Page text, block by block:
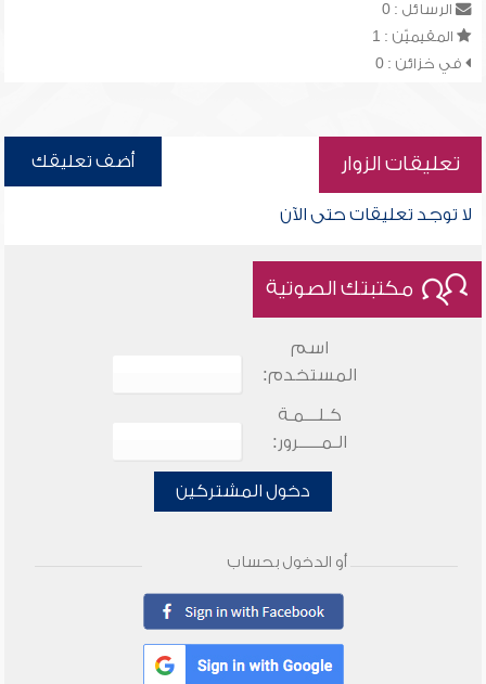
الرسائل : 0
المقيميّن : 1
في خزائن : 0
تعليقات الزوار أضف تعليقك
لا توجد تعليقات حتى الآن
مكتبتك الصوتية
اسم
المستخدم:
كـلـــمـة
الـمـــــرور:
دخول المشتركين
أو الدخول بحساب